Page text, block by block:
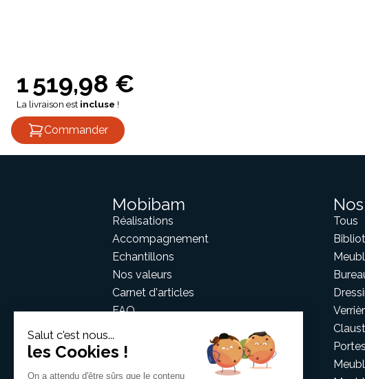
1 519,98 €
La livraison est incluse !
Commander
Mobibam
Réalisations
Accompagnement
Echantillons
Nos valeurs
Carnet d'articles
FAQ
Tous
Salut c'est nous...
les Cookies !
On a attendu d'être sûrs que le contenu